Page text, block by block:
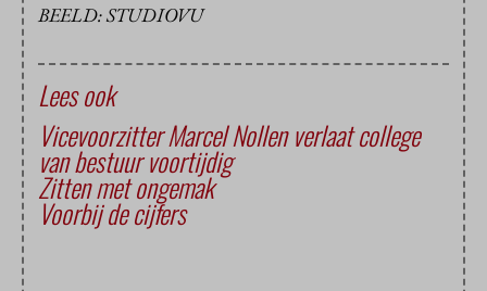
BEELD: STUDIOVU
Lees ook
Vicevoorzitter Marcel Nollen verlaat college
van bestuur voortijdig
Zitten met ongemak
Voorbij de cijfers